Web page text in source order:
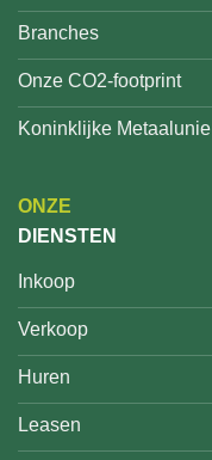
Branches
Onze CO2-footprint
Koninklijke Metaalunie
ONZE
DIENSTEN
Inkoop
Verkoop
Huren
Leasen